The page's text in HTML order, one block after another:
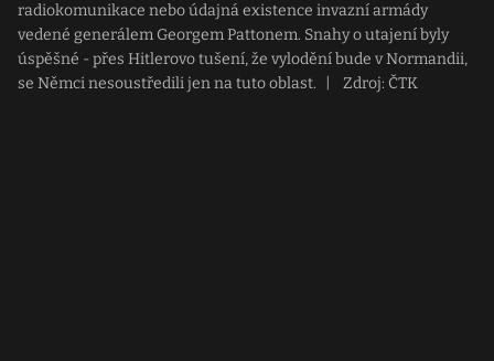
radiokomunikace nebo údajná existence invazní armády
vedené generálem Georgem Pattonem. Snahy o utajení byly
úspěšné - přes Hitlerovo tušení, že vylodění bude v Normandii,
se Němci nesoustředili jen na tuto oblast.
Zdroj: ČTK